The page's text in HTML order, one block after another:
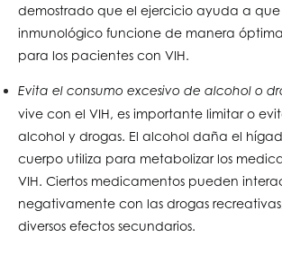
demostrado que el ejercicio ayuda a que
inmunológico funcione de manera
para los pacientes con VIH.
Evita el consumo excesivo de alcohol o
vive con el VIH, es importante limitar o
alcohol y drogas. El alcohol daña el
cuerpo utiliza para metabolizar los
VIH. Ciertos medicamentos pueden
negativamente con las drogas
diversos efectos secundarios.